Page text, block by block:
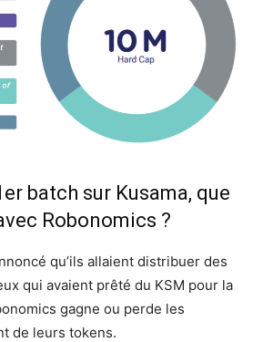
batch sur Kusama, que
Robonomics ?
qu’ils allaient distribuer des
qui avaient prêté du KSM pour la
gagne ou perde les
de leurs tokens.